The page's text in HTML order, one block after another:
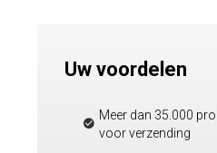
Uw voordelen
Meer dan 35.000
voor verzending